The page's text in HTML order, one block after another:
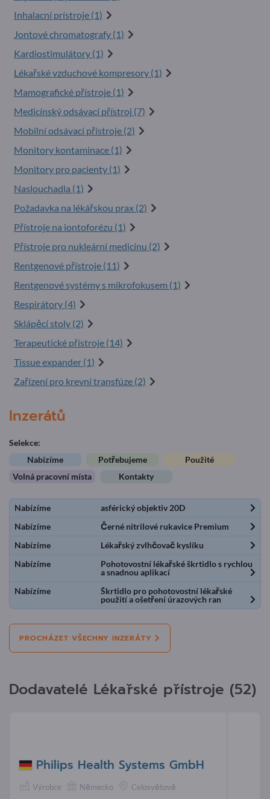
Inhalacní prístroje (1)
Jontové chromatografy (1)
Kardiostimulátory (1)
Lékařské vzduchové kompresory (1)
Mamografické přístroje (1)
Medicínský odsávací přístroj (7)
Mobilní odsávací přístroje (2)
Monitory kontaminace (1)
Monitory pro pacienty (1)
Naslouchadla (1)
Požadavka na lékářskou prax (2)
Přístroje na iontoforézu (1)
Přístroje pro nukleární medicínu (2)
Rentgenové přístroje (11)
Rentgenové systémy s mikrofokusem (1)
Respirátory (4)
Sklápěcí stoly (2)
Terapeutické přístroje (14)
Tissue expander (1)
Zařízení pro krevní transfúze (2)
Inzerátů
Selekce:
Nabízíme
Potřebujeme
Použité
Volná pracovní místa
Kontakty
Nabízíme
asférický objektiv 20D
Nabízíme
Černé nitrilové rukavice Premium
Nabízíme
Lékařský zvlhčovač kyslíku
Nabízíme
Pohotovostní lékařské škrtidlo s rychlou
a snadnou aplikací
Nabízíme
Škrtidlo pro pohotovostní lékařské
použití a ošetření úrazových ran
PROCHÁZET VŠECHNY INZERÁTY
Dodavatelé Lékařské přístroje (52)
Philips Health Systems GmbH
Výrobce Německo Celosvětově